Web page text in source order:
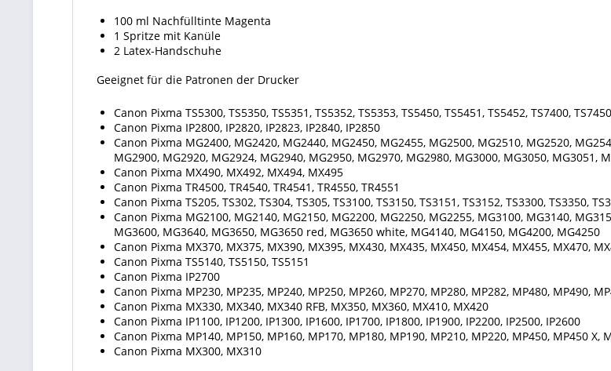
100 ml Nachfülltinte Magenta
1 Spritze mit Kanüle
2 Latex-Handschuhe
Geeignet für die Patronen der Drucker
Canon Pixma TS5300, TS5350, TS5351, TS5352, TS5353, TS5450, TS5451, TS5452, TS7400,
Canon Pixma IP2800, IP2820, IP2823, IP2840, IP2850
Canon Pixma MG2400, MG2420, MG2440, MG2450, MG2455, MG2500, MG2510, MG2520,
MG2900, MG2920, MG2924, MG2940, MG2950, MG2970, MG2980, MG3000, MG3050, MG3051,
Canon Pixma MX490, MX492, MX494, MX495
Canon Pixma TR4500, TR4540, TR4541, TR4550, TR4551
Canon Pixma TS205, TS302, TS304, TS305, TS3100, TS3150, TS3151, TS3152, TS3300, TS3350,
Canon Pixma MG2100, MG2140, MG2150, MG2200, MG2250, MG2255, MG3100, MG3140,
MG3600, MG3640, MG3650, MG3650 red, MG3650 white, MG4140, MG4150, MG4200, MG4250
Canon Pixma MX370, MX375, MX390, MX395, MX430, MX435, MX450, MX454, MX455, MX470,
Canon Pixma TS5140, TS5150, TS5151
Canon Pixma IP2700
Canon Pixma MP230, MP235, MP240, MP250, MP260, MP270, MP280, MP282, MP480, MP490,
Canon Pixma MX330, MX340, MX340 RFB, MX350, MX360, MX410, MX420
Canon Pixma IP1100, IP1200, IP1300, IP1600, IP1700, IP1800, IP1900, IP2200, IP2500, IP2600
Canon Pixma MP140, MP150, MP160, MP170, MP180, MP190, MP210, MP220, MP450, MP450 X,
Canon Pixma MX300, MX310